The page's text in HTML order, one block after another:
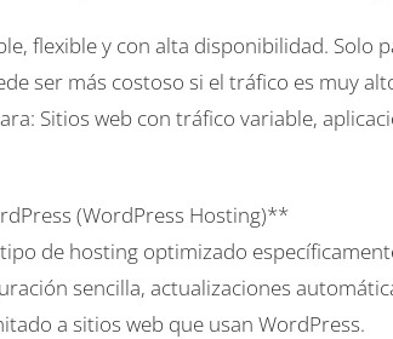
flexible y con alta disponibilidad. Solo
ser más costoso si el tráfico es muy
Sitios web con tráfico variable,
(WordPress Hosting)**
de hosting optimizado
sencilla, actualizaciones
a sitios web que usan WordPress.